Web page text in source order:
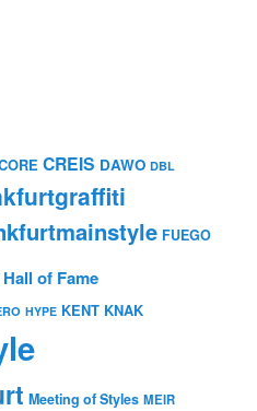
CREIS DAWO DBL
FUEGO
Hall of Fame
HYPE KENT KNAK
Meeting of Styles MEIR